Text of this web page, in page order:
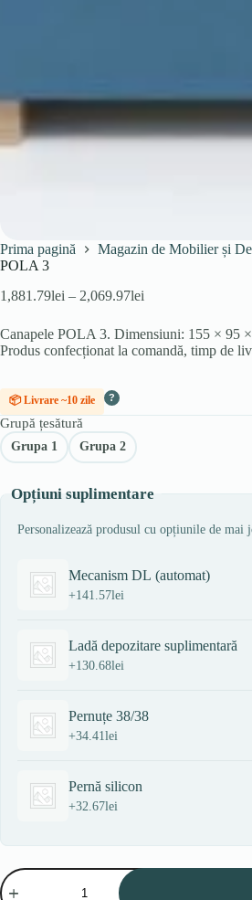
Prima pagină Magazin de Mobilier și
POLA 3
1,881.79lei – 2,069.97lei
prețuri:
1,881.79lei
până
Canapele POLA 3. Dimensiuni: 155 × 95
Produs confecționat la comandă, timp de
📦 Livrare ~10 zile ?
Grupă țesătură
Grupa 1 Grupa 2
Opțiuni suplimentare
Personalizează produsul cu opțiunile de mai
Mecanism DL (automat)
+141.57lei
Ladă depozitare suplimentară
+130.68lei
Pernuțe 38/38
+34.41lei
Pernă silicon
+32.67lei
Cantitate
POLA